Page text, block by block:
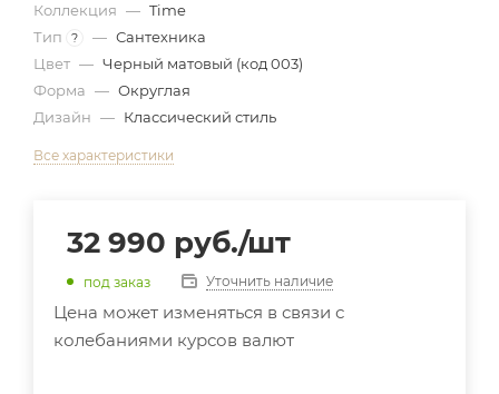
Коллекция — Time
Тип
? — Сантехника
Цвет — Черный матовый (код 003)
Форма — Округлая
Дизайн — Классический стиль
Все характеристики
32 990 руб./шт
под заказ Уточнить наличие
Цена может изменяться в связи с
колебаниями курсов валют